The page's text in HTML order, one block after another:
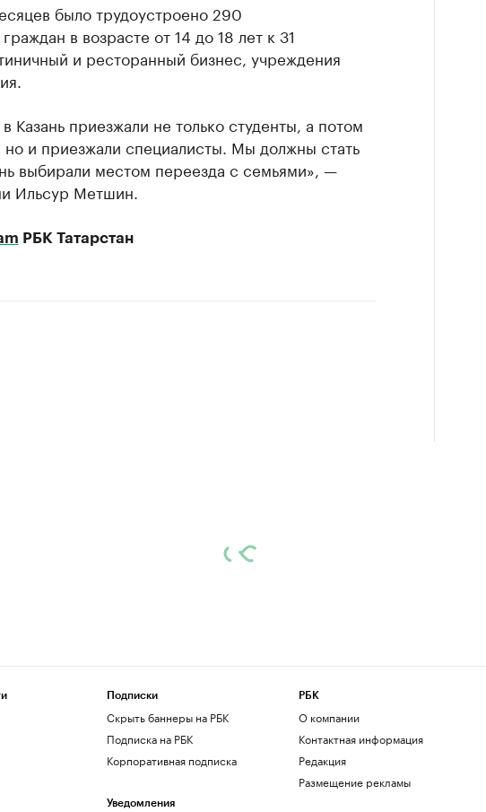
было трудоустроено 290
в возрасте от 14 до 18 лет к 31
и ресторанный бизнес, учреждения
Казань приезжали не только студенты, а потом
но и приезжали специалисты. Мы должны стать
выбирали местом переезда с семьями», —
Ильсур Метшин.
РБК Татарстан
Подписки
Скрыть баннеры на РБК
Подписка на РБК
Корпоративная подписка
Уведомления
РБК
О компании
Контактная информация
Редакция
Размещение рекламы